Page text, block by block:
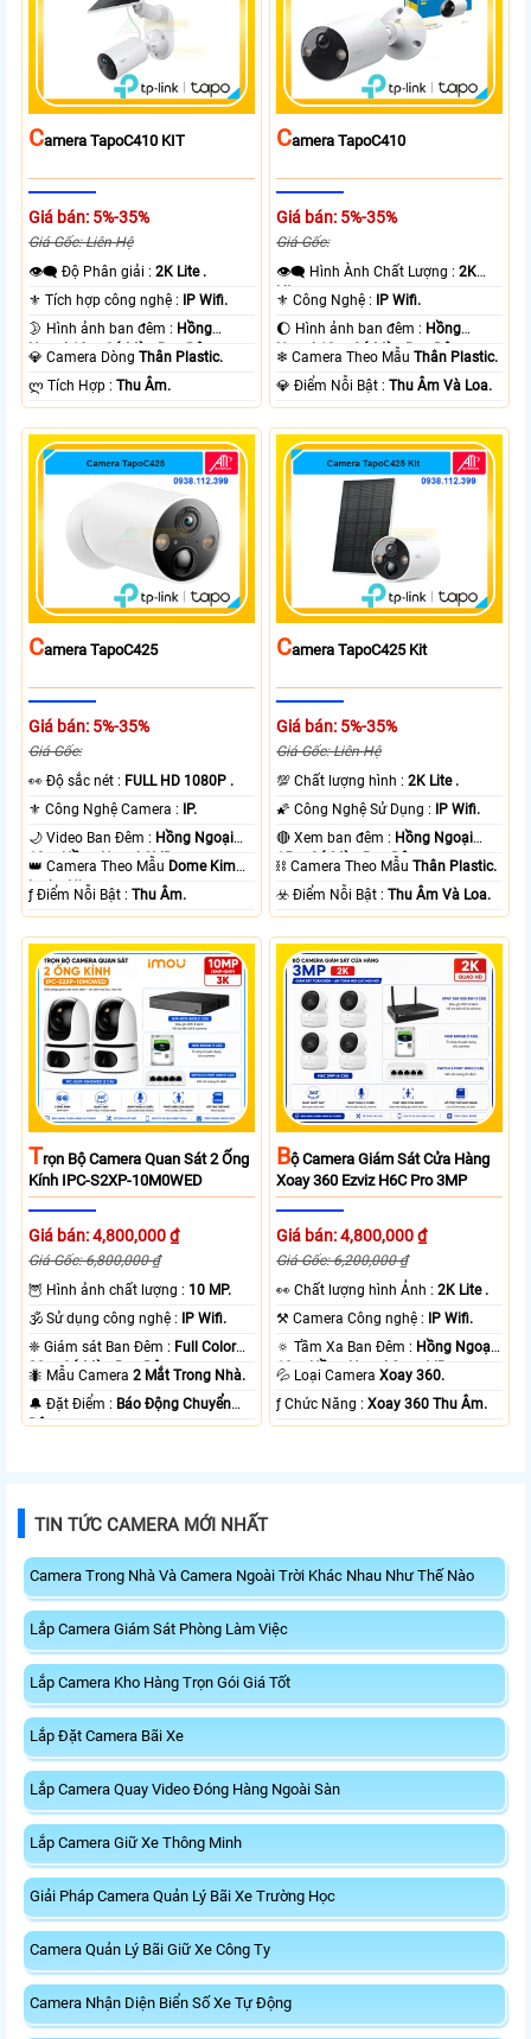
CAmera TapoC410 KIT
Giá bán: 5%-35%
Giá Gốc: Liên Hệ
👁️‍🗨 Độ Phân giải :2K Lite .
⚜️ Tích hợp công nghệ :
IP Wifi.
🌛 Hình ảnh ban đêm : Hồng
Ngoại 10m Có Màu Ban Ðêm.
💎 Camera DòngThân Plastic.
️ლ Tích Hợp :Thu Âm.
CAmera TapoC410
Giá bán: 5%-35%
Giá Gốc:
👁️‍🗨 Hình Ành Chất Lượng :2K
Lite .
⚜️ Công Nghệ :
IP Wifi.
🌔 Hình ảnh ban đêm : Hồng
Ngoại 10m Có Màu Ban Ðêm.
❄ Camera Theo MẫuThân Plastic.
️💎 Điểm Nỗi Bật :Thu Âm Và Loa.
CAmera TapoC425
Giá bán: 5%-35%
Giá Gốc:
️👀 Độ sắc nét : FULL HD 1080P .
⚜️ Công Nghệ Camera :
IP.
🌙 Video Ban Đêm : Hồng Ngoại
10m Hồng Ngoại SMD.
👑 Camera Theo Mẫu Dome Kim
loại + Nhựa.
️ƒ Điểm Nỗi Bật :Thu Âm.
CAmera TapoC425 Kit
Giá bán: 5%-35%
Giá Gốc: Liên Hệ
💯 Chất lượng hình :2K Lite .
🌠 Công Nghệ Sử Dụng :
IP Wifi.
🔴 Xem ban đêm : Hồng Ngoại
15m Có Màu Ban Ðêm.
⛓ Camera Theo MẫuThân Plastic.
️☣️ Điểm Nỗi Bật :Thu Âm Và Loa.
TRọn Bộ Camera Quan Sát 2 Ống
Kính IPC-S2XP-10M0WED
Giá bán: 4,800,000 ₫
Giá Gốc: 6,800,000 ₫
🦉 Hình ảnh chất lượng : 10 MP.
🕉️ Sử dụng công nghệ :
IP Wifi.
❈ Giám sát Ban Đêm : Full Color
20m Có Màu Ban Ðêm.
🐜 Mẫu Camera2 Mắt Trong Nhà.
️🔔 Đặt Điểm : Báo Động Chuyển
Động.
BỘ Camera Giám Sát Cửa Hàng
Xoay 360 Ezviz H6C Pro 3MP
Giá bán: 4,800,000 ₫
Giá Gốc: 6,200,000 ₫
️👀 Chất lượng hình Ảnh :2K Lite .
⚒ Camera Công nghệ :
IP Wifi.
🔅 Tầm Xa Ban Đêm : Hồng Ngoại
10m Hồng Ngoại Smart IR.
💦 Loại CameraXoay 360.
️ƒ Chức Năng :Xoay 360 Thu Âm.
TIN TỨC CAMERA MỚI NHẤT
Camera Trong Nhà Và Camera Ngoài Trời Khác Nhau Như Thế Nào
Lắp Camera Giám Sát Phòng Làm Việc
Lắp Camera Kho Hàng Trọn Gói Giá Tốt
Lắp Đặt Camera Bãi Xe
Lắp Camera Quay Video Đóng Hàng Ngoài Sàn
Lắp Camera Giữ Xe Thông Minh
Giải Pháp Camera Quản Lý Bãi Xe Trường Học
Camera Quản Lý Bãi Giữ Xe Công Ty
Camera Nhận Diện Biển Số Xe Tự Động